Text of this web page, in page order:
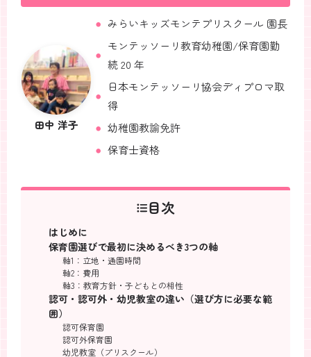
田中 洋子
みらいキッズモンテプリスクール 園長
モンテッソーリ教育幼稚園/保育園勤
続 20 年
日本モンテッソーリ協会ディプロマ取
得
幼稚園教諭免許
保育士資格
目次
はじめに
保育園選びで最初に決めるべき3つの軸
軸1：立地・通園時間
軸2：費用
軸3：教育方針・子どもとの相性
認可・認可外・幼児教室の違い（選び方に必要な範
囲）
認可保育園
認可外保育園
幼児教室（プリスクール）